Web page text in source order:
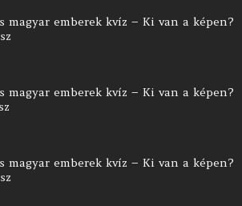
magyar emberek kvíz – Ki van a képen?
magyar emberek kvíz – Ki van a képen?
magyar emberek kvíz – Ki van a képen?